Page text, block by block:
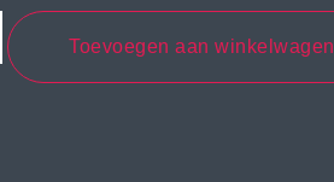
Toevoegen aan winkelwagen